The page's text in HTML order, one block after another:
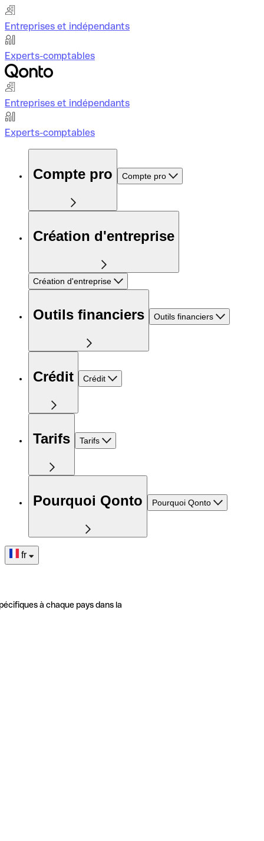
Entreprises et indépendants
Experts-comptables
Entreprises et indépendants
Experts-comptables
Compte pro Compte pro
Création d'entreprise
Création d'entreprise
Outils financiers Outils financiers
Crédit Crédit
Tarifs Tarifs
Pourquoi Qonto Pourquoi Qonto
fr
à chaque pays dans la